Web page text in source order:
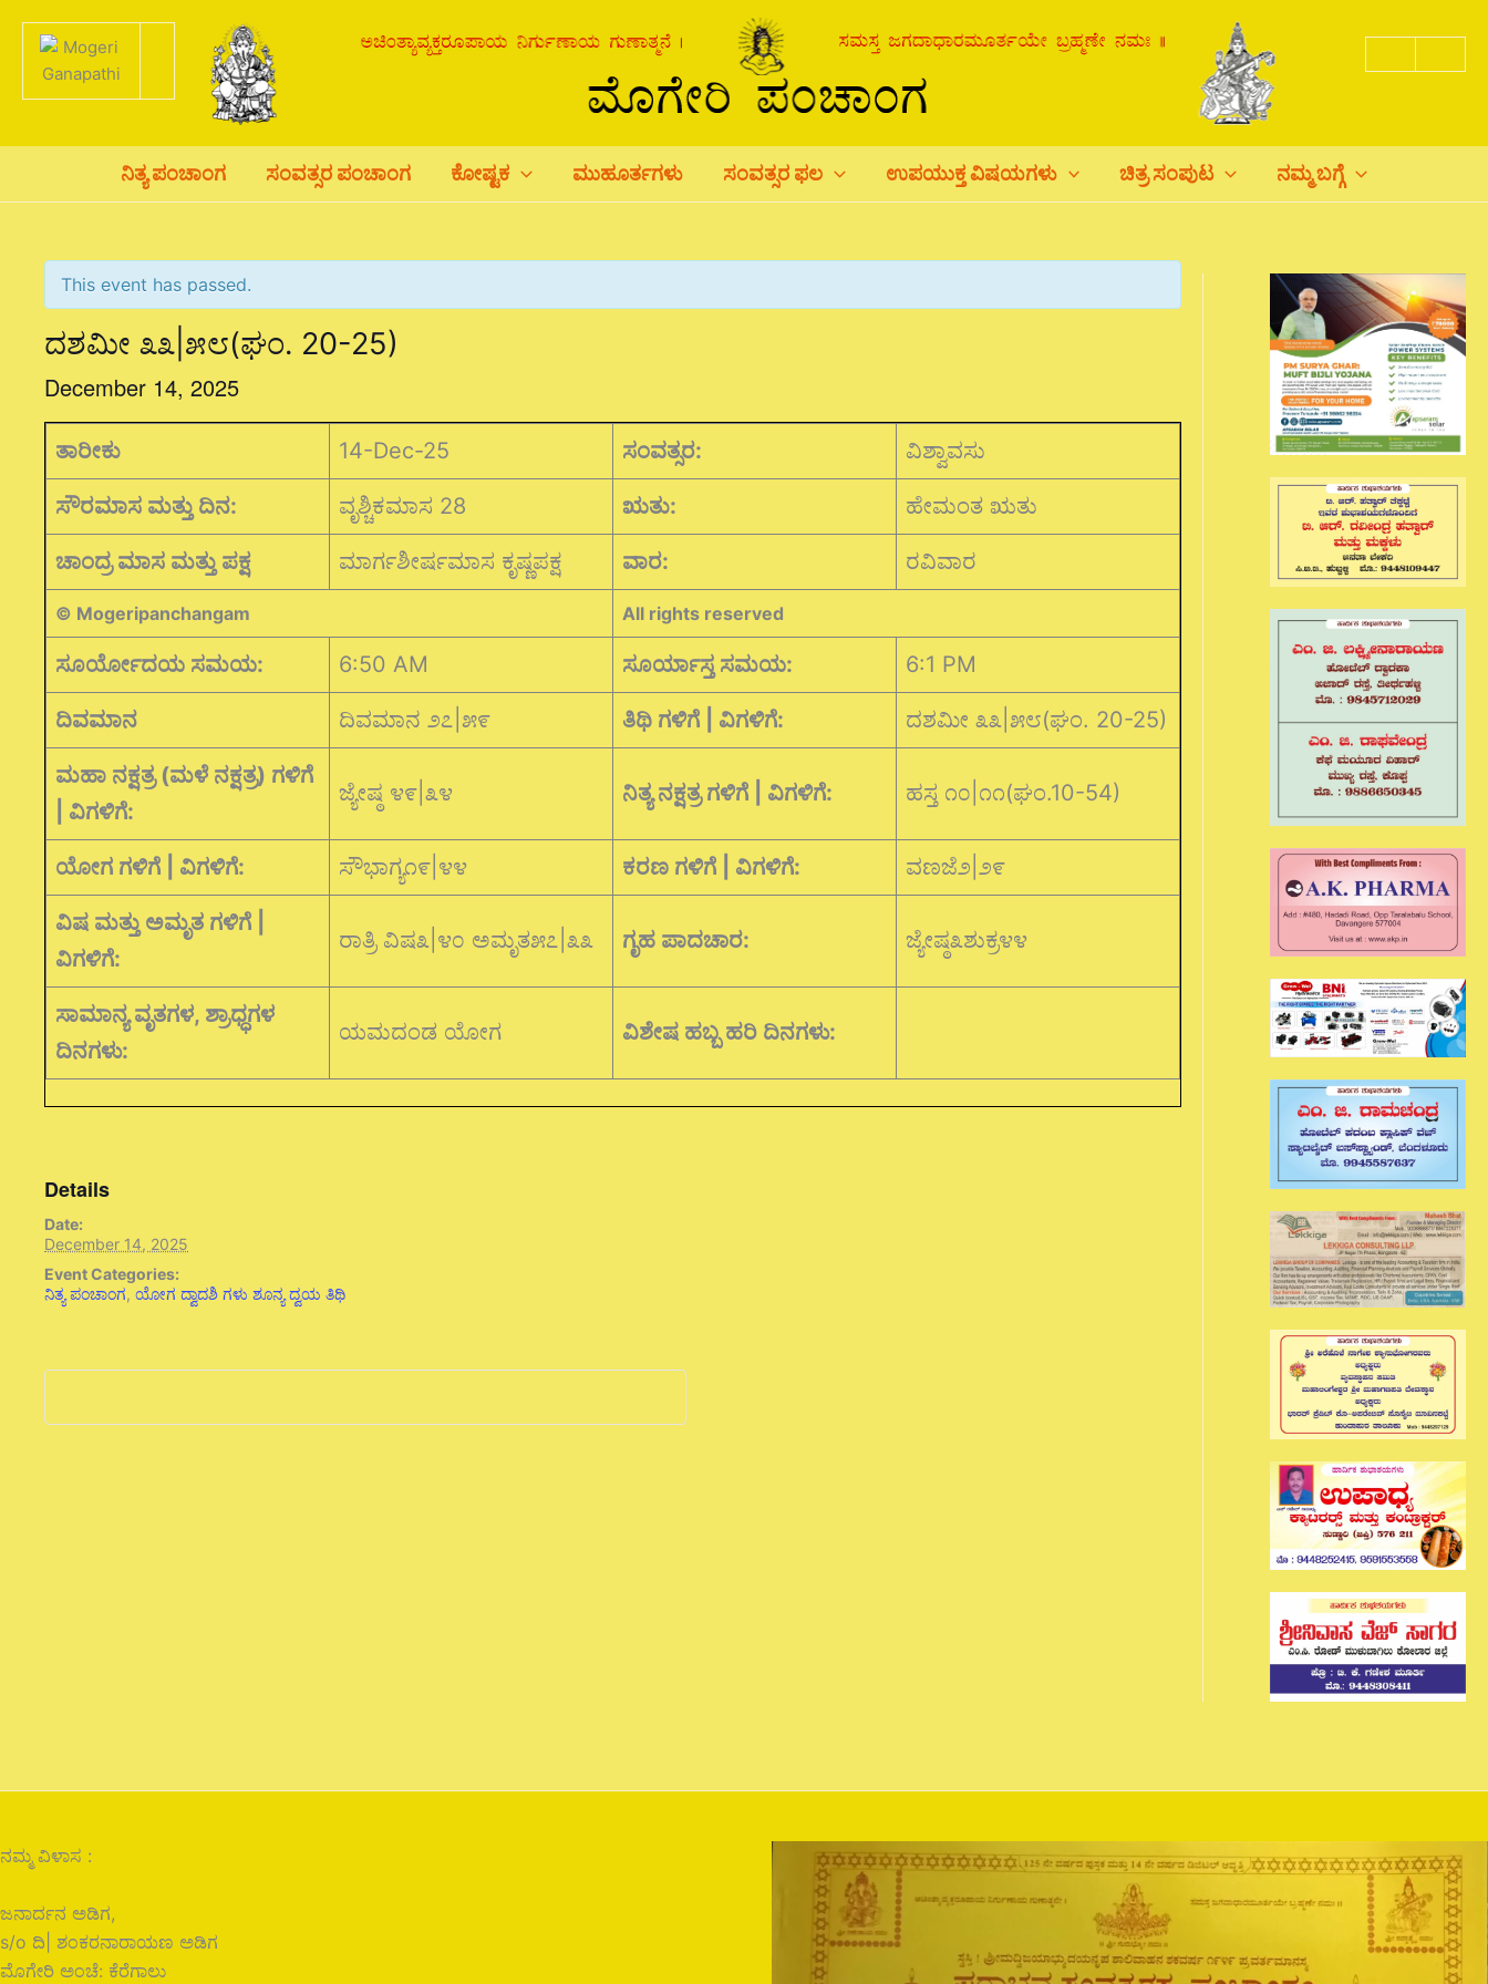
content
ನಿತ್ಯ ಪಂಚಾಂಗ ಸಂವತ್ಸರ ಪಂಚಾಂಗ ಕೋಷ್ಟಕ ಮುಹೂರ್ತಗಳು ಸಂವತ್ಸರ ಫಲ ಉಪಯುಕ್ತ ವಿಷಯಗಳು ಚಿತ್ರ ಸಂಪುಟ ನಮ್ಮ ಬಗ್ಗೆ
This event has passed.
ದಶಮೀ ೩೩|೫೮(ಘಂ. 20-25)
December 14, 2025
ತಾರೀಕು 14-Dec-25 ಸಂವತ್ಸರ: ವಿಶ್ವಾವಸು
ಸೌರಮಾಸ ಮತ್ತು ದಿನ: ವೃಶ್ಚಿಕಮಾಸ 28 ಋತು: ಹೇಮಂತ ಋತು
ಚಾಂದ್ರ ಮಾಸ ಮತ್ತು ಪಕ್ಷ ಮಾರ್ಗಶೀರ್ಷಮಾಸ ಕೃಷ್ಣಪಕ್ಷ ವಾರ: ರವಿವಾರ
© Mogeripanchangam All rights reserved
ಸೂರ್ಯೋದಯ ಸಮಯ: 6:50 AM ಸೂರ್ಯಾಸ್ತ ಸಮಯ: 6:1 PM
ದಿವಮಾನ ದಿವಮಾನ ೨೭|೫೯ ತಿಥಿ ಗಳಿಗೆ | ವಿಗಳಿಗೆ: ದಶಮೀ ೩೩|೫೮(ಘಂ. 20-25)
ಮಹಾ ನಕ್ಷತ್ರ (ಮಳೆ ನಕ್ಷತ್ರ) ಗಳಿಗೆ
| ವಿಗಳಿಗೆ:
ಜ್ಯೇಷ್ಠ ೪೯|೩೪ ನಿತ್ಯ ನಕ್ಷತ್ರ ಗಳಿಗೆ | ವಿಗಳಿಗೆ: ಹಸ್ತ ೧೦|೧೧(ಘಂ.10-54)
ಯೋಗ ಗಳಿಗೆ | ವಿಗಳಿಗೆ: ಸೌಭಾಗ್ಯ೧೯|೪೪ ಕರಣ ಗಳಿಗೆ | ವಿಗಳಿಗೆ: ವಣಜೆ೨|೨೯
ವಿಷ ಮತ್ತು ಅಮೃತ ಗಳಿಗೆ |
ವಿಗಳಿಗೆ:
ರಾತ್ರಿ ವಿಷ೩|೪೦ ಅಮೃತ೫೭|೩೩ ಗೃಹ ಪಾದಚಾರ: ಜ್ಯೇಷ್ಠ೩ಶುಕ್ರ೪೪
ಸಾಮಾನ್ಯ ವೃತಗಳ, ಶ್ರಾಧ್ಧಗಳ
ದಿನಗಳು:
ಯಮದಂಡ ಯೋಗ ವಿಶೇಷ ಹಬ್ಬ ಹರಿ ದಿನಗಳು:
Details
Date:
December 14, 2025
Event Categories:
ನಿತ್ಯ ಪಂಚಾಂಗ, ಯೋಗ ದ್ವಾದಶಿ ಗಳು ಶೂನ್ಯ ದ್ವಯ ತಿಥಿ
ನಮ್ಮ ವಿಳಾಸ :
ಜನಾರ್ದನ ಅಡಿಗ,
s/o ದಿ| ಶಂಕರನಾರಾಯಣ ಅಡಿಗ
ಮೊಗೇರಿ ಅಂಚೆ: ಕೆರೆಗಾಲು